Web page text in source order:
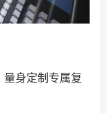
量身定制专属复